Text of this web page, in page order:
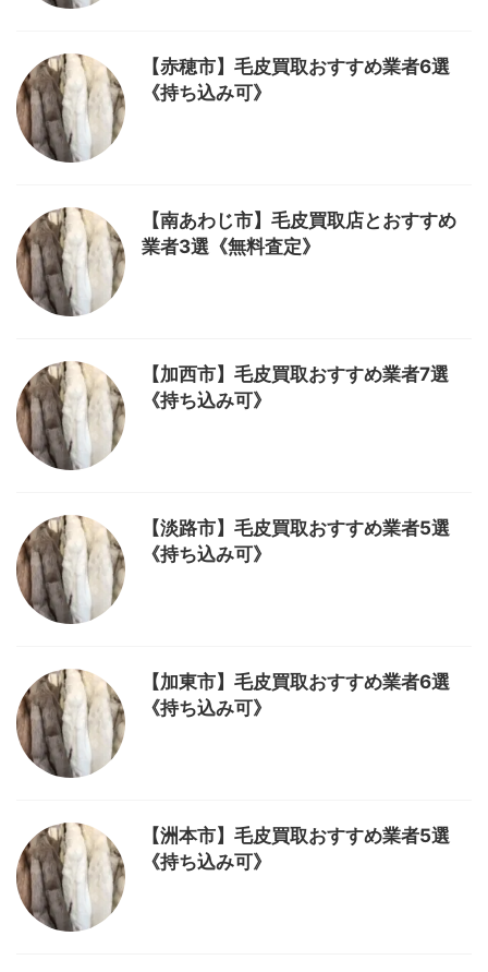
【赤穂市】毛皮買取おすすめ業者6選
《持ち込み可》
【南あわじ市】毛皮買取店とおすすめ
業者3選《無料査定》
【加西市】毛皮買取おすすめ業者7選
《持ち込み可》
【淡路市】毛皮買取おすすめ業者5選
《持ち込み可》
【加東市】毛皮買取おすすめ業者6選
《持ち込み可》
【洲本市】毛皮買取おすすめ業者5選
《持ち込み可》